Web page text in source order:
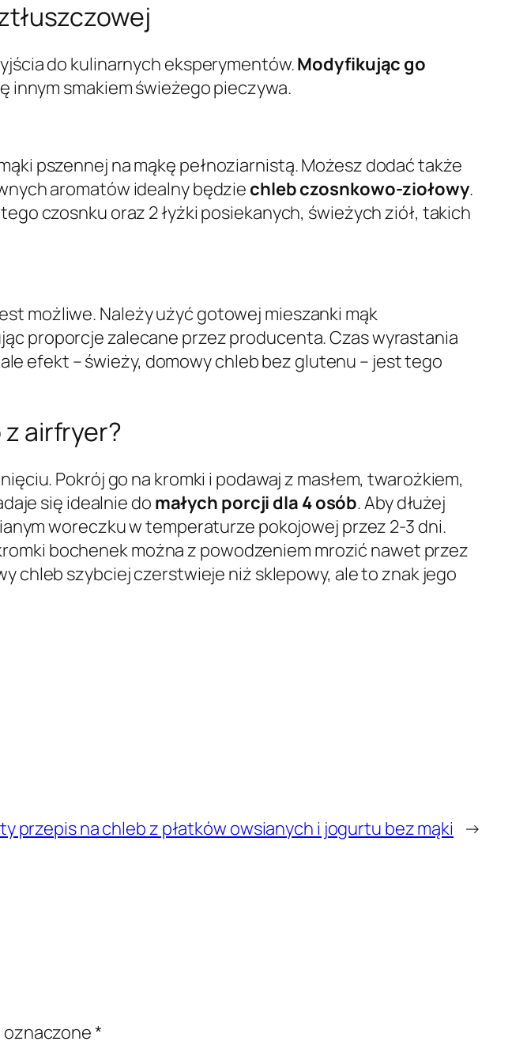
do kulinarnych eksperymentów.Modyfikując go
innym smakiem świeżego pieczywa.
pszennej na mąkę pełnoziarnistą. Możesz dodać także
aromatów idealny będzie chleb czosnkowo-ziołowy.
czosnku oraz 2 łyżki posiekanych, świeżych ziół, takich
możliwe. Należy użyć gotowej mieszanki mąk
proporcje zalecane przez producenta. Czas wyrastania
efekt – świeży, domowy chleb bez glutenu – jest tego
airfryer?
Pokrój go na kromki i podawaj z masłem, twarożkiem,
się idealnie do małych porcji dla 4 osób. Aby dłużej
woreczku w temperaturze pokojowej przez 2-3 dni.
bochenek można z powodzeniem mrozić nawet przez
chleb szybciej czerstwieje niż sklepowy, ale to znak jego
przepis na chleb z płatków owsianych i jogurtu bez mąki →
oznaczone*